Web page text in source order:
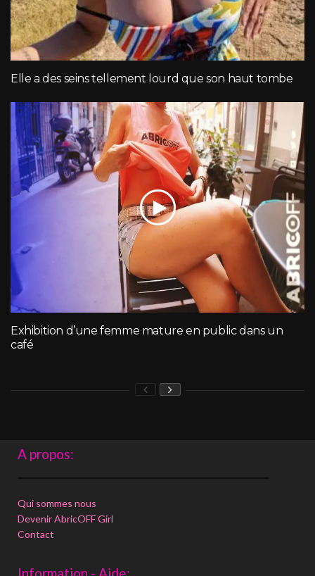
Elle a des seins tellement lourd que son haut tombe
Exhibition d’une femme mature en public dans un
café
A propos:
Qui sommes nous
Devenir AbricOFF Girl
Contact
Information - Aide: